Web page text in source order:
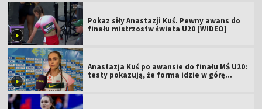
Pokaz siły Anastazji Kuś. Pewny awans do
finału mistrzostw świata U20 [WIDEO]
Anastazja Kuś po awansie do finału MŚ U20:
testy pokazują, że forma idzie w górę